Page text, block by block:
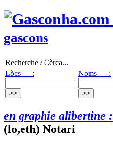
gascons
Recherche / Cèrca...
Lòcs :
Noms :
en graphie alibertine :
(lo,eth) Notari